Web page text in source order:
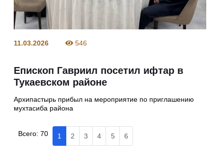
11.03.2026 546
Епископ Гавриил посетил ифтар в
Тукаевском районе
Архипастырь прибыл на мероприятие по приглашению
мухтасиба района
Всего:70 1 2 3 4 5 6